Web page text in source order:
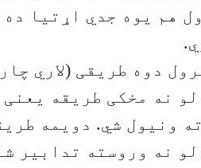
هم یوه جدي اړتیا ده
دوه طریقی (لاري
نه مخکی طریقه
ونیول شي. دویمه
نه وروسته تدابیر